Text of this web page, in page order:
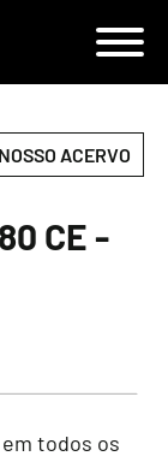
ACERVO
CE -
todos os